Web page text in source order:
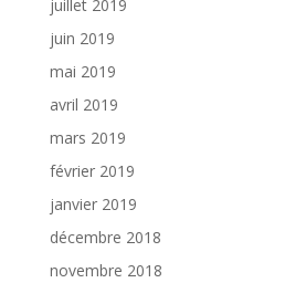
juillet 2019
juin 2019
mai 2019
avril 2019
mars 2019
février 2019
janvier 2019
décembre 2018
novembre 2018